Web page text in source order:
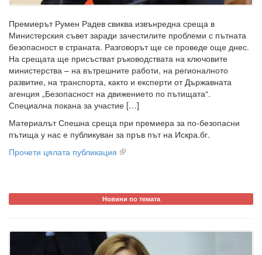
Премиерът Румен Радев свиква извънредна среща в
Министерския съвет заради зачестилите проблеми с пътната
безопасност в страната. Разговорът ще се проведе още днес.
На срещата ще присъстват ръководствата на ключовите
министерства – на вътрешните работи, на регионалното
развитие, на транспорта, както и експерти от Държавната
агенция „Безопасност на движението по пътищата“.
Специална покана за участие […]
Материалът Спешна среща при премиера за по-безопасни
пътища у нас е публикуван за пръв път на Искра.бг.
Прочети цялата публикация
Новини по темата